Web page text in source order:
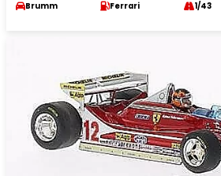
Brumm Ferrari 1/43